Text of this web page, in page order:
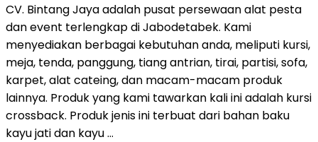
CV. Bintang Jaya adalah pusat persewaan alat pesta
dan event terlengkap di Jabodetabek. Kami
menyediakan berbagai kebutuhan anda, meliputi kursi,
meja, tenda, panggung, tiang antrian, tirai, partisi, sofa,
karpet, alat cateing, dan macam-macam produk
lainnya. Produk yang kami tawarkan kali ini adalah kursi
crossback. Produk jenis ini terbuat dari bahan baku
kayu jati dan kayu …